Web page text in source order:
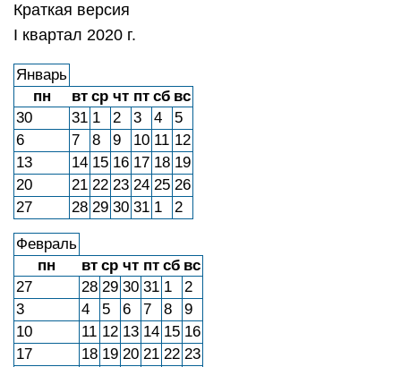
Краткая версия
I квартал 2020 г.
Январь
пн
вт ср чт пт сб вс
30
31 1 2 3 4
5
6
7 8 9 10 11 12
13
14 15 16 17 18 19
20
21 22 23 24 25 26
27
28 29 30 31 1 2
Февраль
пн
вт ср чт пт сб вс
27
28 29 30 31 1
2
3
4 5 6 7 8
9
10
11 12 13 14 15 16
17
18 19 20 21 22 23